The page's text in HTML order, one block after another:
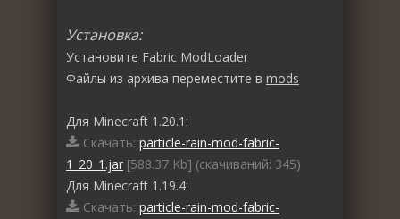
Установка:
Установите Fabric ModLoader
Файлы из архива переместите в mods
Для Minecraft 1.20.1:
Скачать: particle-rain-mod-fabric-
1_20_1.jar [588.37 Kb] (cкачиваний: 345)
Для Minecraft 1.19.4:
Скачать: particle-rain-mod-fabric-